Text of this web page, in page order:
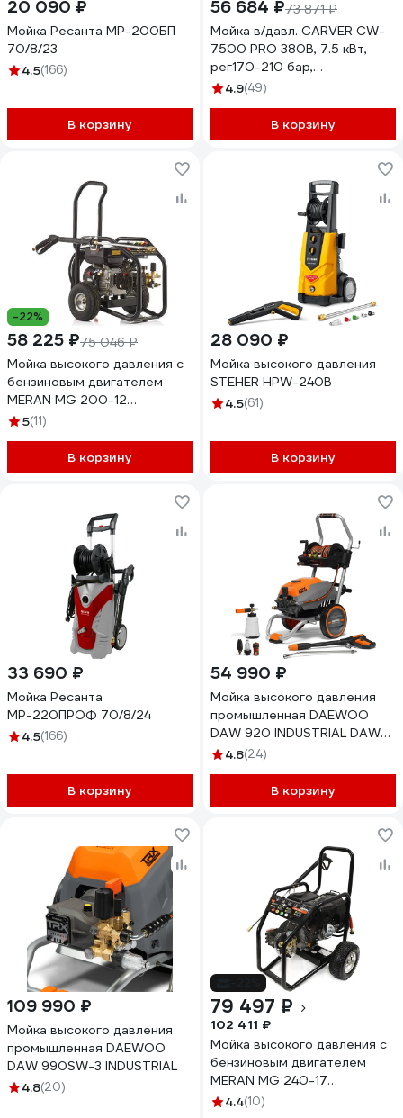
20 090 ₽
Мойка Ресанта МР-200БП
70/8/23
4.5(166)
В корзину
56 684 ₽73 871 ₽
Мойка в/давл. CARVER CW-
7500 PRO 380В, 7.5 кВт,
рег170-210 бар,
латунь,самовсас, фрезы 4шт,
4.9(49)
В корзину
-22%
58 225 ₽75 046 ₽
Мойка высокого давления с
бензиновым двигателем
MERAN MG 200-12
100538804
5(11)
В корзину
28 090 ₽
Мойка высокого давления
STEHER HPW-240B
4.5(61)
В корзину
33 690 ₽
Мойка Ресанта
МР-220ПРОФ 70/8/24
4.5(166)
В корзину
54 990 ₽
Мойка высокого давления
промышленная DAEWOO
DAW 920 INDUSTRIAL DAW
920W
4.8(24)
В корзину
109 990 ₽
Мойка высокого давления
промышленная DAEWOO
DAW 990SW-3 INDUSTRIAL
4.8(20)
79 497 ₽
102 411 ₽
Мойка высокого давления с
бензиновым двигателем
MERAN MG 240-17
100538803
4.4(10)